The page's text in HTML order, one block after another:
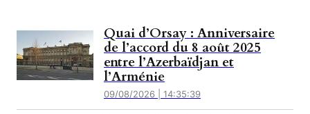
Quai d’Orsay : Anniversaire
de l’accord du 8 août 2025
entre l’Azerbaïdjan et
l’Arménie
09/08/2026 | 14:35:39